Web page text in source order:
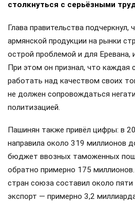
столкнуться с серьёзными
Глава правительства
армянской продукции на рынки
острой проблемой и для Еревана,
При этом он признал, что каждая
работать над качеством своих
не должен сопровождаться
политизацией.
Пашинян также привёл цифры: в
направила около 319 миллионов
бюджет ввозных таможенных
обратно примерно 175
стран союза составил около
экспорт — примерно 3,2